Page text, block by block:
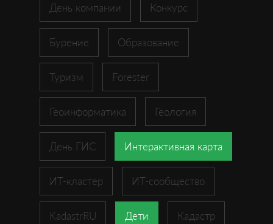
День компании Конкурс
Бурение Образование
Туризм Forester
Геоинформатика Геология
День ГИС Интерактивная карта
ИТ-кластер ИТ-сообщество
KadastrRU Дети Кадастр